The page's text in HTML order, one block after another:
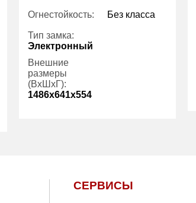
Огнестойкость: Без класса
Тип замка:
Электронный
Внешние
размеры
(ВхШхГ):
1486x641x554
СЕРВИСЫ